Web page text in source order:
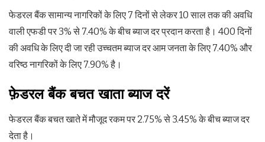
फेडरल बैंक सामान्य नागरिकों के लिए 7 दिनों से लेकर 10 साल तक की अवधि
वाली एफडी पर 3% से 7.40% के बीच ब्याज दर प्रदान करता है। 400 दिनों
की अवधि के लिए दी जा रही उच्चतम ब्याज दर आम जनता के लिए 7.40% और
वरिष्ठ नागरिकों के लिए 7.90% है।
फ़ेडरल बैंक बचत खाता ब्याज दरें
फेडरल बैंक बचत खाते में मौजूद रकम पर 2.75% से 3.45% के बीच ब्याज दर
देता है।